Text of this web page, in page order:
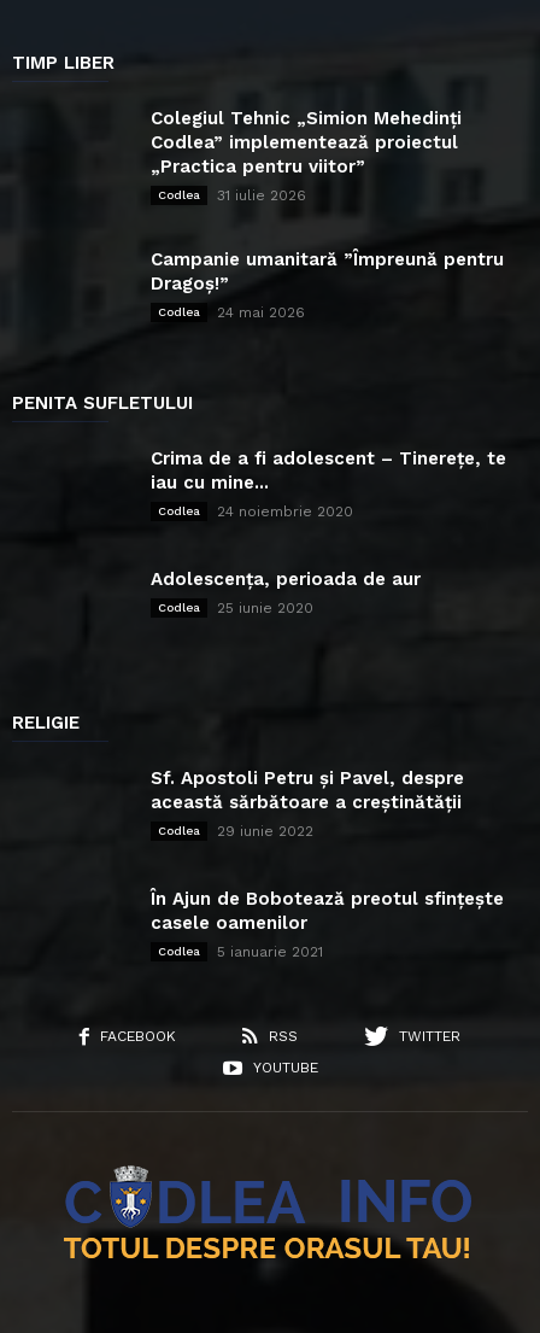
TIMP LIBER
Colegiul Tehnic „Simion Mehedinți
Codlea” implementează proiectul
„Practica pentru viitor”
Codlea 31 iulie 2026
Campanie umanitară ”Împreună pentru
Dragoș!”
Codlea 24 mai 2026
PENITA SUFLETULUI
Crima de a fi adolescent – Tinerețe, te
iau cu mine...
Codlea 24 noiembrie 2020
Adolescența, perioada de aur
Codlea 25 iunie 2020
RELIGIE
Sf. Apostoli Petru și Pavel, despre
această sărbătoare a creștinătății
Codlea 29 iunie 2022
În Ajun de Bobotează preotul sfințește
casele oamenilor
Codlea 5 ianuarie 2021
FACEBOOK RSS
TWITTER
YOUTUBE